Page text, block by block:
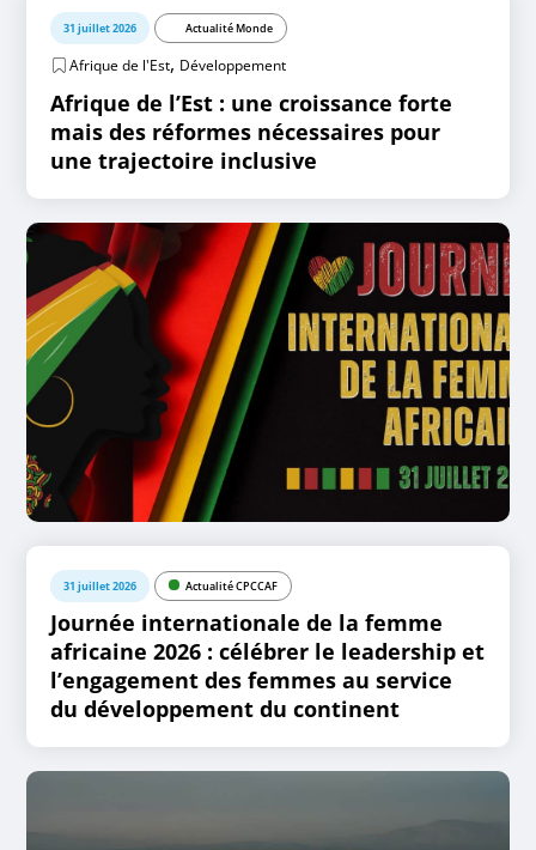
31 juillet 2026 Actualité Monde
Afrique de l'Est, Développement
Afrique de l’Est : une croissance forte
mais des réformes nécessaires pour
une trajectoire inclusive
31 juillet 2026 Actualité CPCCAF
Journée internationale de la femme
africaine 2026 : célébrer le leadership et
l’engagement des femmes au service
du développement du continent